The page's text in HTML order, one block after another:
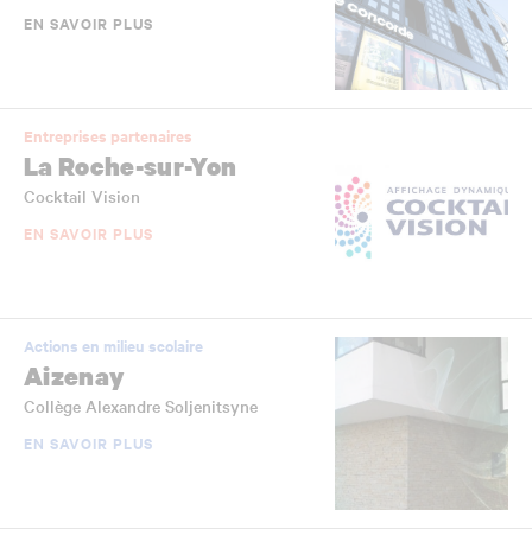
EN SAVOIR PLUS
Entreprises partenaires
La Roche-sur-Yon
Cocktail Vision
EN SAVOIR PLUS
Actions en milieu scolaire
Aizenay
Collège Alexandre Soljenitsyne
EN SAVOIR PLUS